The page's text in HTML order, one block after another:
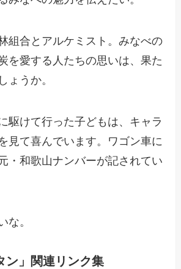
組合とアルケミスト。みなべの
を愛する人たちの思いは、果た
ょうか。
駆けて行った子どもは、キャラ
見て喜んでいます。ワゴン車に
・和歌山ナンバーが記されてい
な。
ン」関連リンク集